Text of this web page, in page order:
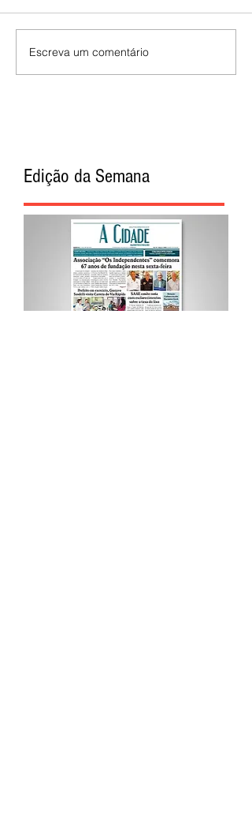
Escreva um comentário
Edição da Semana